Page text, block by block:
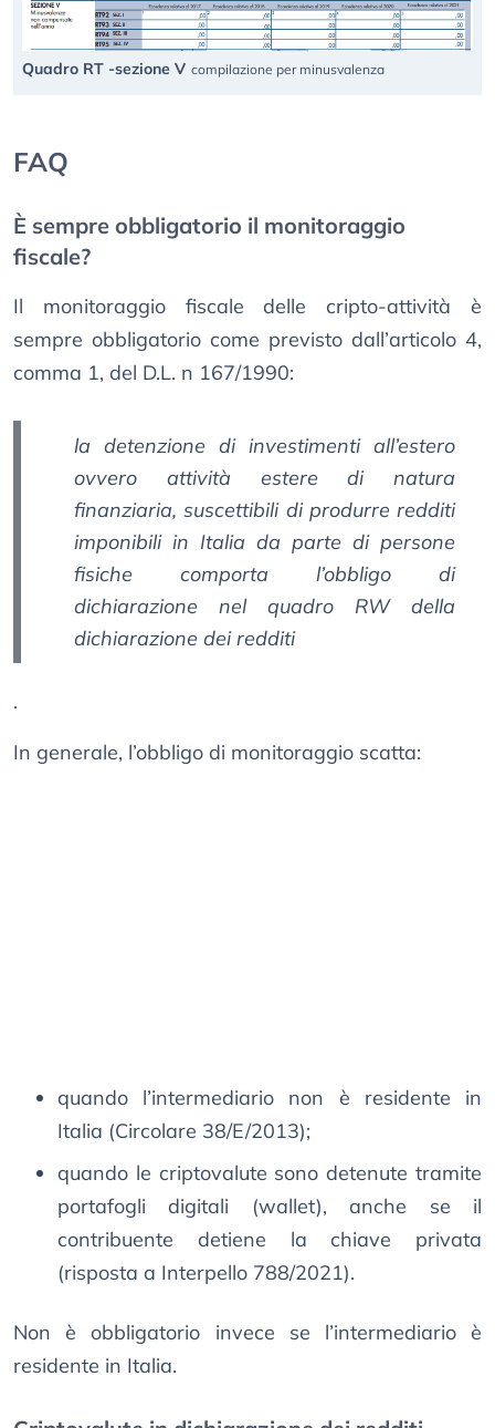
Quadro RT -sezione V compilazione per minusvalenza
FAQ
È sempre obbligatorio il monitoraggio
fiscale?
Il monitoraggio fiscale delle cripto-attività è
sempre obbligatorio come previsto dall’articolo 4,
comma 1, del D.L. n 167/1990:
la detenzione di investimenti all’estero
ovvero attività estere di natura
finanziaria, suscettibili di produrre redditi
imponibili in Italia da parte di persone
fisiche comporta l’obbligo di
dichiarazione nel quadro RW della
dichiarazione dei redditi
.
In generale, l’obbligo di monitoraggio scatta:
quando l’intermediario non è residente in
Italia (Circolare 38/E/2013);
quando le criptovalute sono detenute tramite
portafogli digitali (wallet), anche se il
contribuente detiene la chiave privata
(risposta a Interpello 788/2021).
Non è obbligatorio invece se l’intermediario è
residente in Italia.